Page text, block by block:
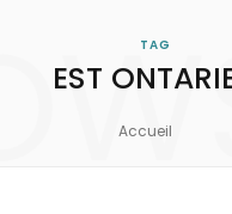
TAG
EST
Accueil